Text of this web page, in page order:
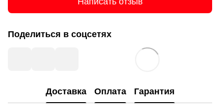
Поделиться в соцсетях
Доставка Оплата Гарантия